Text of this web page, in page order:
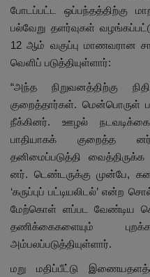
போடப்பட்ட ஒப்பந்தத்திற்கு
பல்வேறு தளர்வுகள்
12 ஆம் வகுப்பு மாணவரான
வெளிப் படுத்தியுள்ளார்:
“அந்த நிறுவனத்திற்கு
குறைத்தார்கள். மென்பொருள்
நீக்கினர். ஊழல்
பாதியாகக் குறைத்த
தனிமைப்படுத்தி
னர். டெண்டருக்கு முன்பே,
‘கருப்புப் பட்டியலிடல்’ என்ற
மேற்கொள் ளப்பட வேண்டிய
தணிக்கைகளையும்
அம்பலப்படுத்தியுள்ளார்.
மறு மதிப்பீட்டு